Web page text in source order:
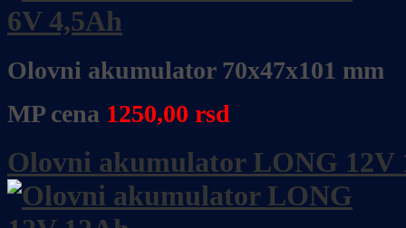
Olovni akumulator 70x47x101 mm
MP cena 1250,00 rsd
Olovni akumulator LONG 12V